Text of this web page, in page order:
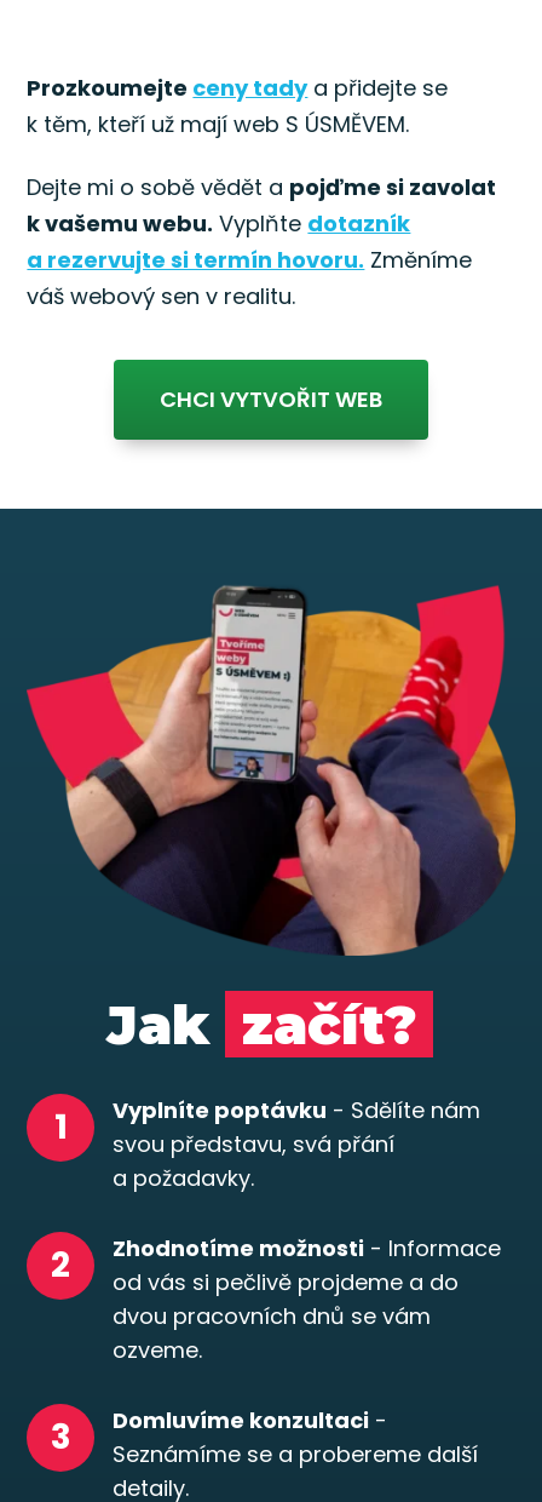
Prozkoumejte ceny tadya přidejte se
k těm, kteří už mají web S ÚSMĚVEM.
Dejte mi o sobě vědět a pojďme si zavolat
k vašemu webu. Vyplňte dotazník
a rezervujte si termín hovoru. Změníme
váš webový sen v realitu.
CHCI VYTVOŘIT WEB
Jak začít?
1 Vyplníte poptávku - Sdělíte nám
svou představu, svá přání
a požadavky.
2 Zhodnotíme možnosti - Informace
od vás si pečlivě projdeme a do
dvou pracovních dnů se vám
ozveme.
3 Domluvíme konzultaci -
Seznámíme se a probereme další
detaily.